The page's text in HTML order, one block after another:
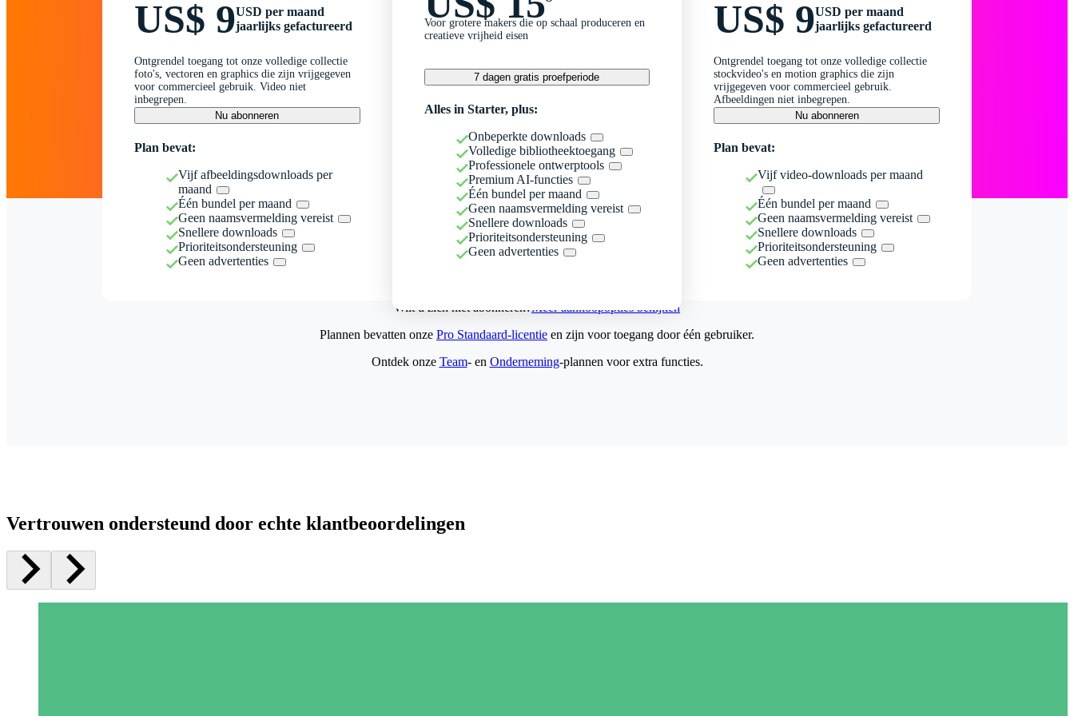
US$ 9USD per maand
jaarlijks gefactureerd
Ontgrendel toegang tot onze volledige collectie
foto's, vectoren en graphics die zijn vrijgegeven
voor commercieel gebruik. Video niet
inbegrepen.
Nu abonneren
Plan bevat:
Vijf afbeeldingsdownloads per
maand
Één bundel per maand
Geen naamsvermelding vereist
Snellere downloads
Prioriteitsondersteuning
Geen advertenties
Voor grotere makers die op schaal produceren en
creatieve vrijheid eisen
7 dagen gratis proefperiode
Alles in Starter, plus:
Onbeperkte downloads
Volledige bibliotheektoegang
Professionele ontwerptools
Premium AI-functies
Één bundel per maand
Geen naamsvermelding vereist
Snellere downloads
Prioriteitsondersteuning
Geen advertenties
US$ 9USD per maand
jaarlijks gefactureerd
Ontgrendel toegang tot onze volledige collectie
stockvideo's en motion graphics die zijn
vrijgegeven voor commercieel gebruik.
Afbeeldingen niet inbegrepen.
Nu abonneren
Plan bevat:
Vijf video-downloads per maand
Één bundel per maand
Geen naamsvermelding vereist
Snellere downloads
Prioriteitsondersteuning
Geen advertenties
Wilt u zich niet abonneren?Meer aankoopopties bekijken
Plannen bevatten onze Pro Standaard-licentie en zijn voor toegang door één gebruiker.
Ontdek onze Team- en Onderneming-plannen voor extra functies.
Vertrouwen ondersteund door echte klantbeoordelingen